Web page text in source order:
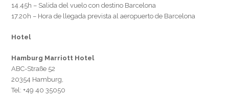
14.45h – Salida del vuelo con destino Barcelona
17.20h – Hora de llegada prevista al aeropuerto de Barcelona
Hotel
Hamburg Marriott Hotel
ABC-Straße 52
20354 Hamburg,
Tel: +49 40 35050